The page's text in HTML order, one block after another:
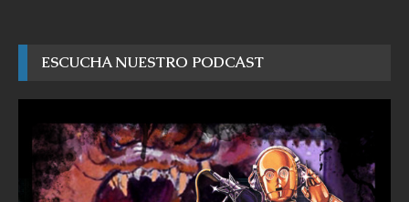
ESCUCHA NUESTRO PODCAST